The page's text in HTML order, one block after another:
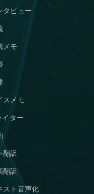
タビュー
メモ
スメモ
イター
翻訳
翻訳
スト音声化